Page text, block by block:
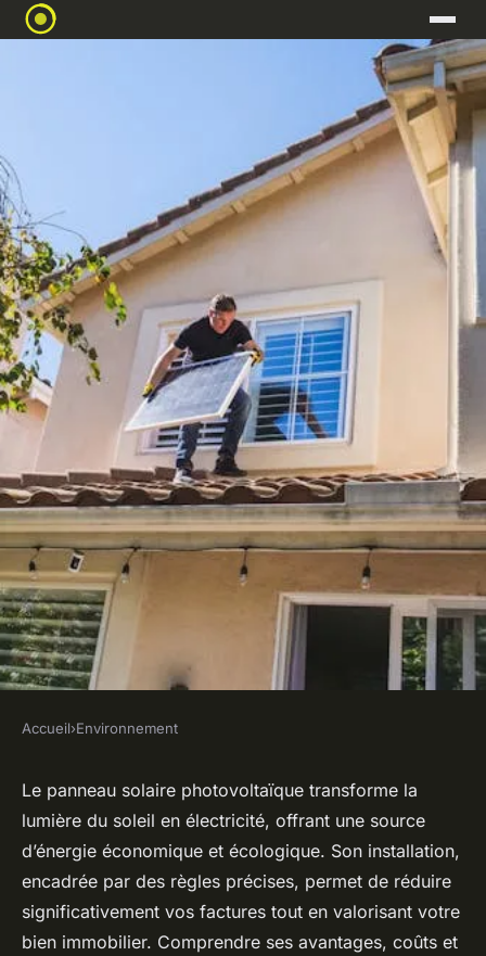
Panneau solaire
photovoltaïque : votre clé vers
des économies !
Livia•14 juin 2025• 8 min de lecture
Accueil›Environnement
Le panneau solaire photovoltaïque transforme la
lumière du soleil en électricité, offrant une source
d’énergie économique et écologique. Son installation,
encadrée par des règles précises, permet de réduire
significativement vos factures tout en valorisant votre
bien immobilier. Comprendre ses avantages, coûts et